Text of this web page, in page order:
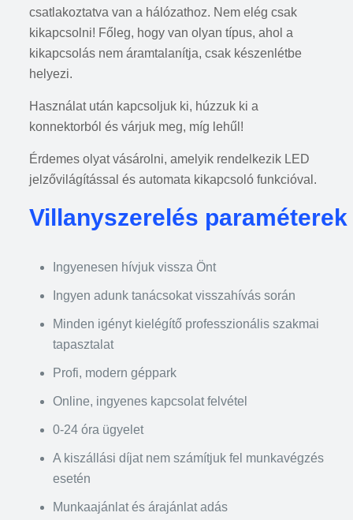
csatlakoztatva van a hálózathoz. Nem elég csak
kikapcsolni! Főleg, hogy van olyan típus, ahol a
kikapcsolás nem áramtalanítja, csak készenlétbe
helyezi.
Használat után kapcsoljuk ki, húzzuk ki a
konnektorból és várjuk meg, míg lehűl!
Érdemes olyat vásárolni, amelyik rendelkezik LED
jelzővilágítással és automata kikapcsoló funkcióval.
Villanyszerelés paraméterek
Ingyenesen hívjuk vissza Önt
Ingyen adunk tanácsokat visszahívás során
Minden igényt kielégítő professzionális szakmai
tapasztalat
Profi, modern géppark
Online, ingyenes kapcsolat felvétel
0-24 óra ügyelet
A kiszállási díjat nem számítjuk fel munkavégzés
esetén
Munkaajánlat és árajánlat adás